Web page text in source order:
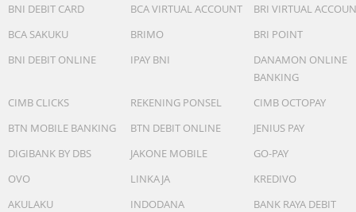
BNI DEBIT CARD
BCA VIRTUAL ACCOUNT
BRI VIRTUAL
BCA SAKUKU
BRIMO
BRI POINT
BNI DEBIT ONLINE
IPAY BNI
DANAMON ONLINE
BANKING
CIMB CLICKS
REKENING PONSEL
CIMB OCTOPAY
BTN MOBILE BANKING
BTN DEBIT ONLINE
JENIUS PAY
DIGIBANK BY DBS
JAKONE MOBILE
GO-PAY
OVO
LINKAJA
KREDIVO
AKULAKU
INDODANA BANK RAYA DEBIT